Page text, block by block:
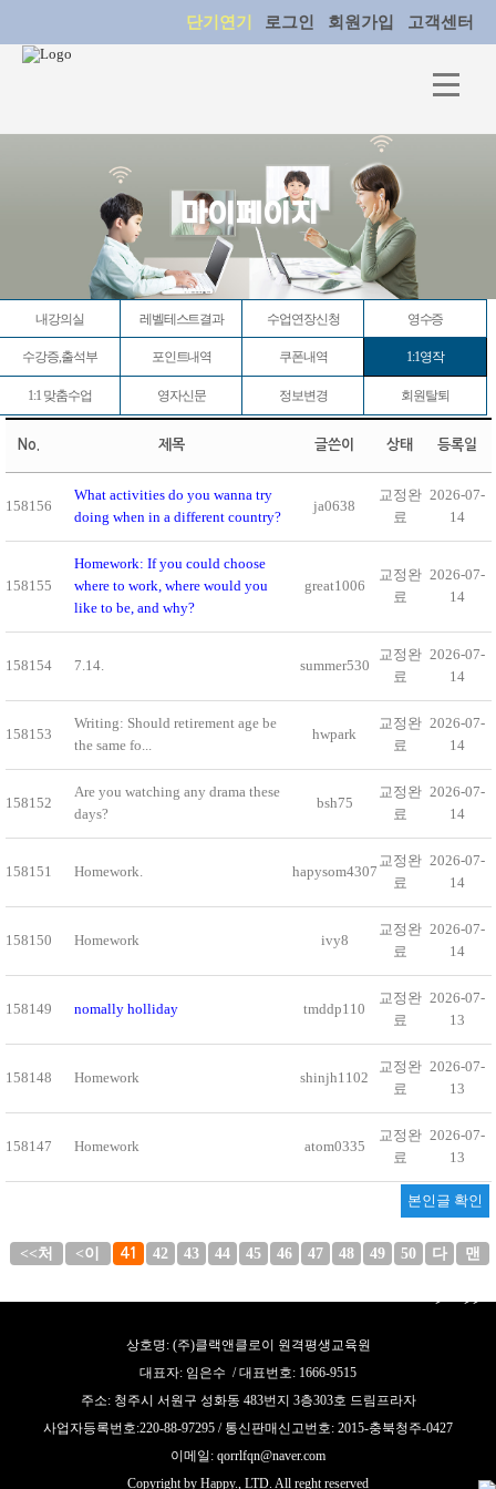
단기연기 로그인 회원가입 고객센터
마이페이지
내강의실 레벨테스트결과 수업연장신청 영수증
수강증,출석부 포인트내역 쿠폰내역 1:1영작
1:1 맞춤수업 영자신문 정보변경 회원탈퇴
No. 제목 글쓴이 상태 등록일
158156
What activities do you wanna try
doing when in a different country?
ja0638
교정완
료
2026-07-
14
158155
Homework: If you could choose
where to work, where would you
like to be, and why?
great1006
교정완
료
2026-07-
14
158154 7.14. summer530
교정완
료
2026-07-
14
158153
Writing: Should retirement age be
the same fo...
hwpark
교정완
료
2026-07-
14
158152
Are you watching any drama these
days?
bsh75
교정완
료
2026-07-
14
158151 Homework. hapysom4307
교정완
료
2026-07-
14
158150 Homework ivy8
교정완
료
2026-07-
14
158149 nomally holliday tmddp110
교정완
료
2026-07-
13
158148 Homework shinjh1102
교정완
료
2026-07-
13
158147 Homework atom0335
교정완
료
2026-07-
13
본인글 확인
<<처
<이
41 42 43 44 45 46 47 48 49 50
다
>
맨
>>
상호명: (주)클랙앤클로이 원격평생교육원
대표자: 임은수 / 대표번호: 1666-9515
주소: 청주시 서원구 성화동 483번지 3층303호 드림프라자
사업자등록번호:220-88-97295 / 통신판매신고번호: 2015-충북청주-0427
이메일: qorrlfqn@naver.com
Copyright by Happy., LTD. All reght reserved